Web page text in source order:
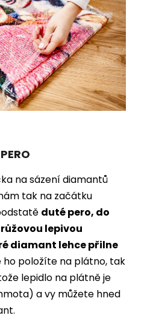
na sázení diamantů
tak na začátku
duté pero, do
lepivou
diamant lehce přilne
ho položíte na plátno, tak
lepidlo na plátně je
a vy můžete hned